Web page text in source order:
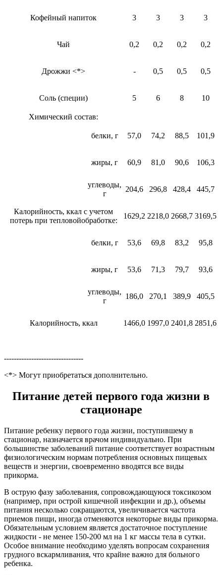
Кофейный напиток 3 3 3 3
Чай 0,2 0,2 0,2 0,2
Дрожжи <*> - 0,5 0,5 0,5
Соль (специи) 5 6 8 10
Химический состав:
белки, г 57,0 74,2 88,5 101,9
жиры, г 60,9 81,0 90,6 106,3
углеводы,
г
204,6 296,8 428,4 445,7
Калорийность, ккал c учетом
потерь при тепловойобработке:
1629,2 2218,0 2668,7 3169,5
белки, г 53,6 69,8 83,2 95,8
жиры, г 53,6 71,3 79,7 93,6
углеводы,
г
186,0 270,1 389,9 405,5
Калорийность, ккал 1466,0 1997,0 2401,8 2851,6
--------------------------------
<*> Могут приобретаться дополнительно.
Питание детей первого года жизни в
стационаре
Питание ребенку первого года жизни, поступившему в
стационар, назначается врачом индивидуально. При
большинстве заболеваний питание соответствует возрастным
физиологическим нормам потребления основных пищевых
веществ и энергии, своевременно вводятся все виды
прикорма.
В острую фазу заболевания, сопровождающуюся токсикозом
(например, при острой кишечной инфекции и др.), объемы
питания несколько сокращаются, увеличивается частота
приемов пищи, иногда отменяются некоторые виды прикорма.
Обязательным условием является достаточное поступление
жидкости - не менее 150-200 мл на 1 кг массы тела в сутки.
Особое внимание необходимо уделять вопросам сохранения
грудного вскармливания, что крайне важно для больного
ребенка.